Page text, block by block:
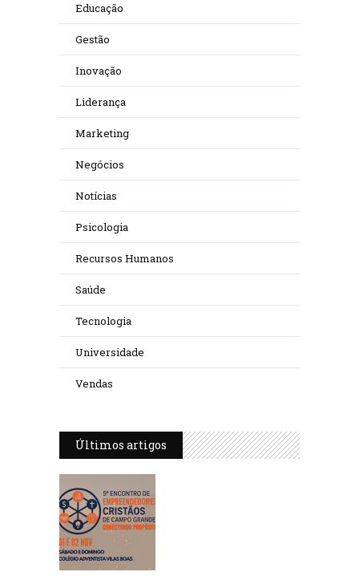
Educação
Gestão
Inovação
Liderança
Marketing
Negócios
Notícias
Psicologia
Recursos Humanos
Saúde
Tecnologia
Universidade
Vendas
Últimos artigos